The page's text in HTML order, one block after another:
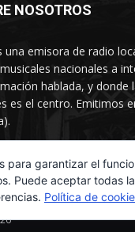
NOSOTROS
una emisora de radio
nacionales a
hablada, y donde
es el centro. Emitimos
para garantizar el
Puede aceptar todas
Política de